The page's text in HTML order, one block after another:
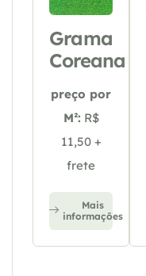
Grama
Coreana
preço por
M²: R$
11,50 +
frete
Mais
informações